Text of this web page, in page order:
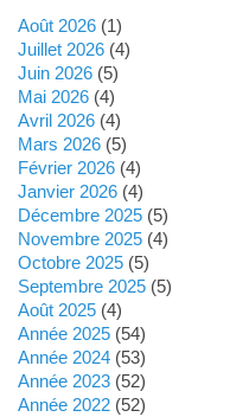
août 2026(1)
juillet 2026(4)
juin 2026(5)
mai 2026(4)
avril 2026(4)
mars 2026(5)
février 2026(4)
janvier 2026(4)
décembre 2025(5)
novembre 2025(4)
octobre 2025(5)
septembre 2025(5)
août 2025(4)
année 2025(54)
année 2024(53)
année 2023(52)
année 2022(52)